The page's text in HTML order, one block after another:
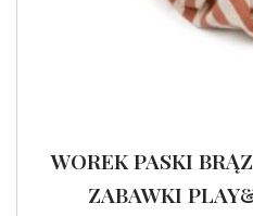
WOREK PASKI
ZABAWKI